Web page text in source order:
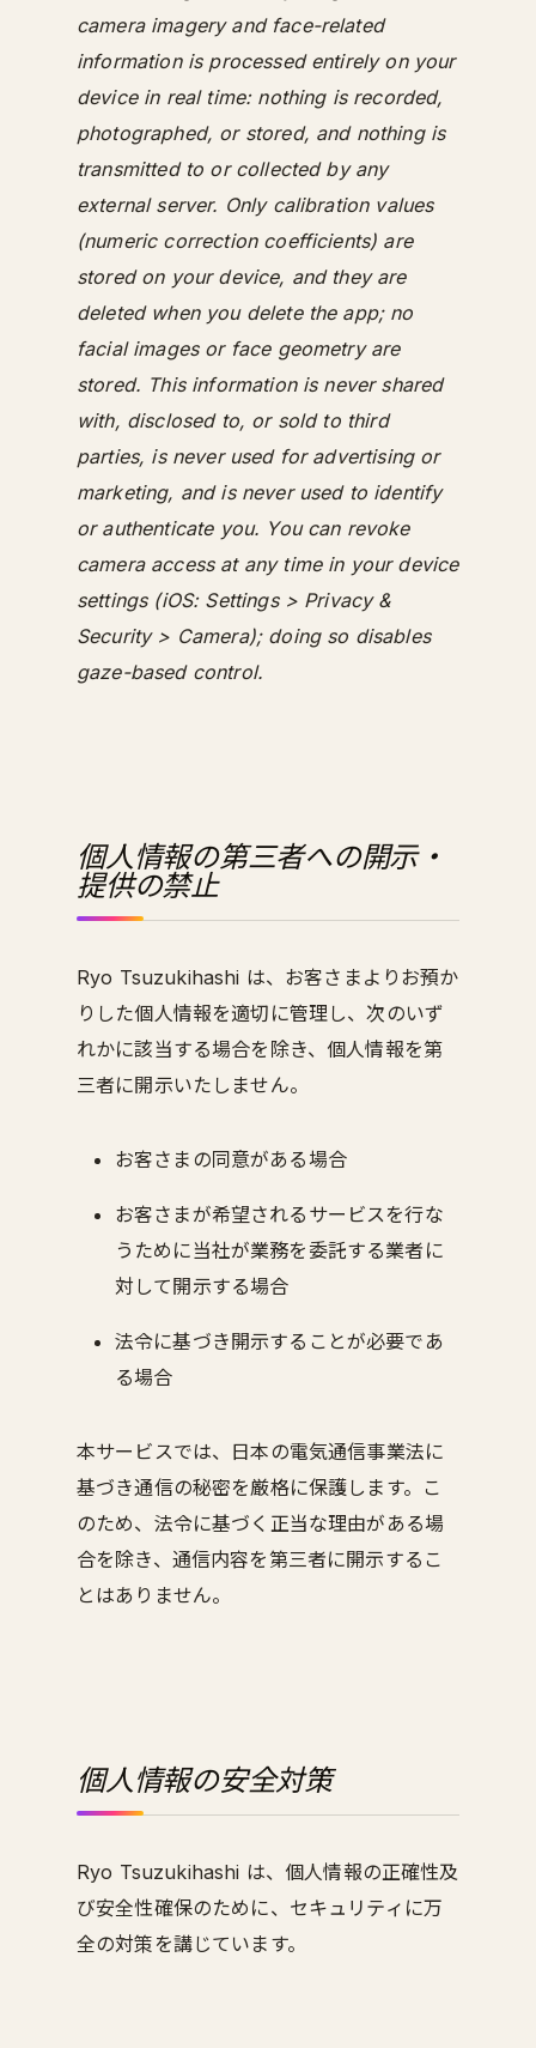
camera imagery and face-related
information is processed entirely on your
device in real time: nothing is recorded,
photographed, or stored, and nothing is
transmitted to or collected by any
external server. Only calibration values
(numeric correction coefficients) are
stored on your device, and they are
deleted when you delete the app; no
facial images or face geometry are
stored. This information is never shared
with, disclosed to, or sold to third
parties, is never used for advertising or
marketing, and is never used to identify
or authenticate you. You can revoke
camera access at any time in your device
settings (iOS: Settings > Privacy &
Security > Camera); doing so disables
gaze-based control.
個人情報の第三者への開示・
提供の禁止
Ryo Tsuzukihashi は、お客さまよりお預か
りした個人情報を適切に管理し、次のいず
れかに該当する場合を除き、個人情報を第
三者に開示いたしません。
お客さまの同意がある場合
お客さまが希望されるサービスを行な
うために当社が業務を委託する業者に
対して開示する場合
法令に基づき開示することが必要であ
る場合
本サービスでは、日本の電気通信事業法に
基づき通信の秘密を厳格に保護します。こ
のため、法令に基づく正当な理由がある場
合を除き、通信内容を第三者に開示するこ
とはありません。
個人情報の安全対策
Ryo Tsuzukihashi は、個人情報の正確性及
び安全性確保のために、セキュリティに万
全の対策を講じています。